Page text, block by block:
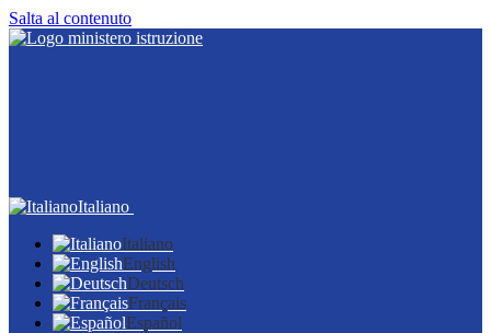
Salta al contenuto
Italiano
Italiano
English
Deutsch
Français
Español